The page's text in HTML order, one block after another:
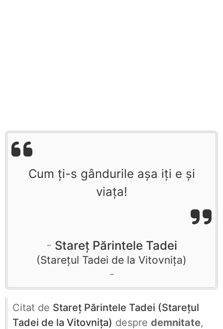
Cum ți-s gândurile așa iți e și
viața!
Stareț Părintele Tadei
Starețul Tadei de la Vitovnița
Citat de Stareț Părintele Tadei (Starețul
Tadei de la Vitovnița) despre demnitate,